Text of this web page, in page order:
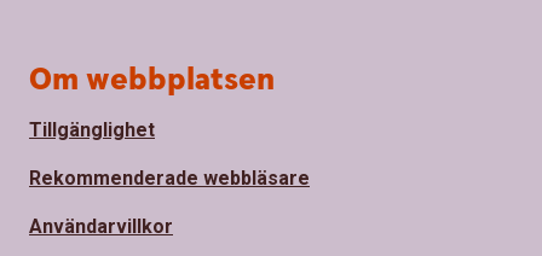
Om webbplatsen
Tillgänglighet
Rekommenderade webbläsare
Användarvillkor